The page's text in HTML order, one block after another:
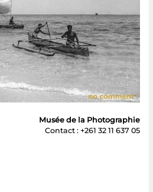
Musée de la Photographie
Contact : +261 32 11 637 05